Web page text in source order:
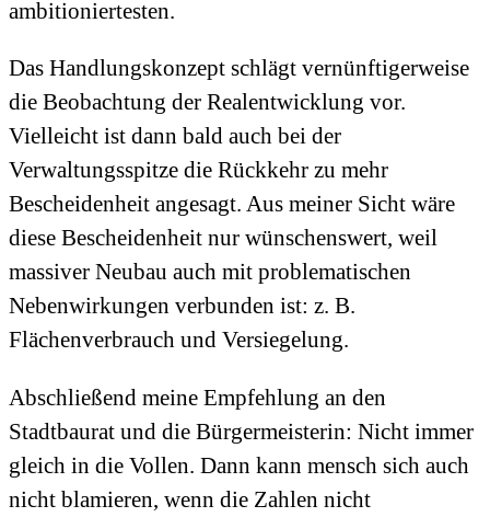
ambitioniertesten.
Das Handlungskonzept schlägt vernünftigerweise
die Beobachtung der Realentwicklung vor.
Vielleicht ist dann bald auch bei der
Verwaltungsspitze die Rückkehr zu mehr
Bescheidenheit angesagt. Aus meiner Sicht wäre
diese Bescheidenheit nur wünschenswert, weil
massiver Neubau auch mit problematischen
Nebenwirkungen verbunden ist: z. B.
Flächenverbrauch und Versiegelung.
Abschließend meine Empfehlung an den
Stadtbaurat und die Bürgermeisterin: Nicht immer
gleich in die Vollen. Dann kann mensch sich auch
nicht blamieren, wenn die Zahlen nicht